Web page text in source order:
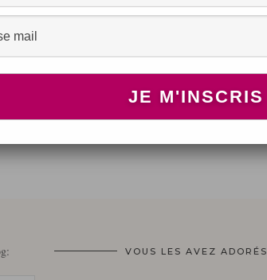
VOUS LES AVEZ ADORÉS